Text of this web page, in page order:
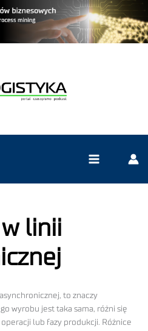
linii
to znaczy
wyrobu jest taka sama, różni się
operacji lub fazy produkcji. Różnice